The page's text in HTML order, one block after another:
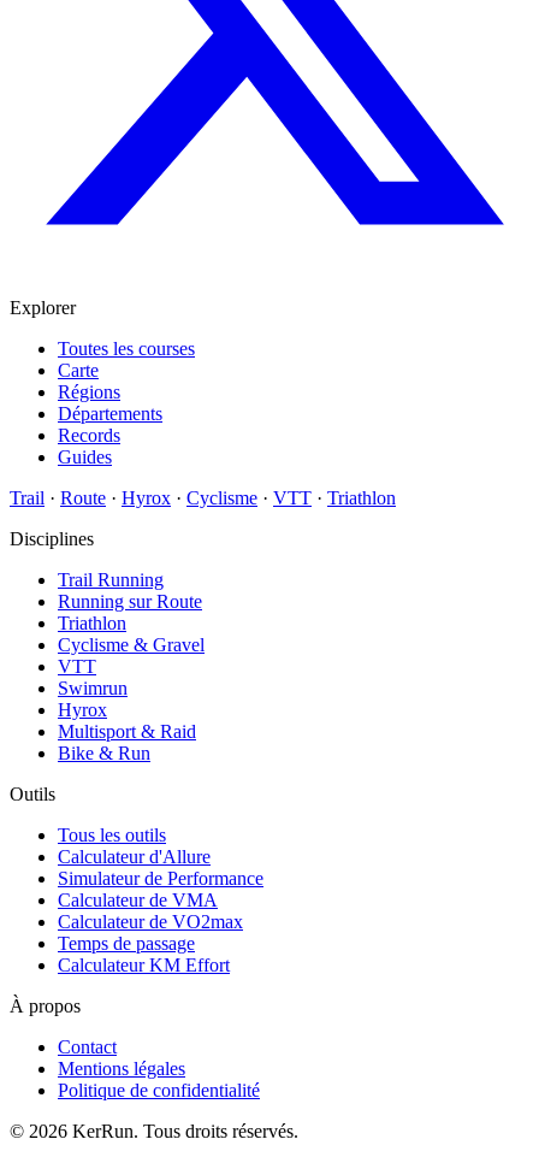
Explorer
Toutes les courses
Carte
Régions
Départements
Records
Guides
Trail · Route · Hyrox · Cyclisme · VTT · Triathlon
Disciplines
Trail Running
Running sur Route
Triathlon
Cyclisme & Gravel
VTT
Swimrun
Hyrox
Multisport & Raid
Bike & Run
Outils
Tous les outils
Calculateur d'Allure
Simulateur de Performance
Calculateur de VMA
Calculateur de VO2max
Temps de passage
Calculateur KM Effort
À propos
Contact
Mentions légales
Politique de confidentialité
© 2026 KerRun. Tous droits réservés.